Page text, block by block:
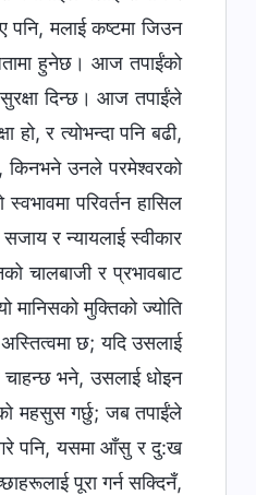
पनि, मलाई कष्टमा जिउन
हुनेछ। आज तपाईंको
दिन्छ। आज तपाईंले
हो, र त्योभन्दा पनि बढी,
किनभने उनले परमेश्‍वरको
परिवर्तन हासिल
र न्यायलाई स्वीकार
चालबाजी र प्रभावबाट
मुक्तिको ज्योति
छ; यदि उसलाई
चाहन्छ भने, उसलाई धोइन
महसुस गर्छु; जब तपाईंले
पनि, यसमा आँसु र दु:ख
पूरा गर्न सक्दिनँ,